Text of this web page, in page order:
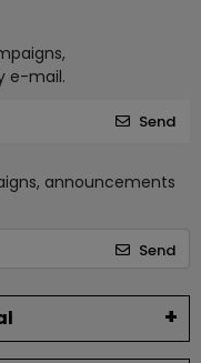
e-mail.
Send
announcements
Send